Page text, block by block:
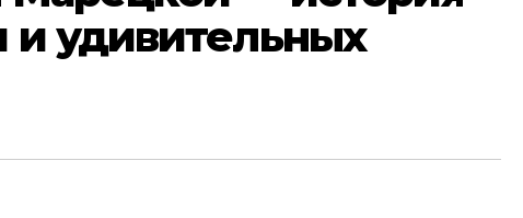
удивительных